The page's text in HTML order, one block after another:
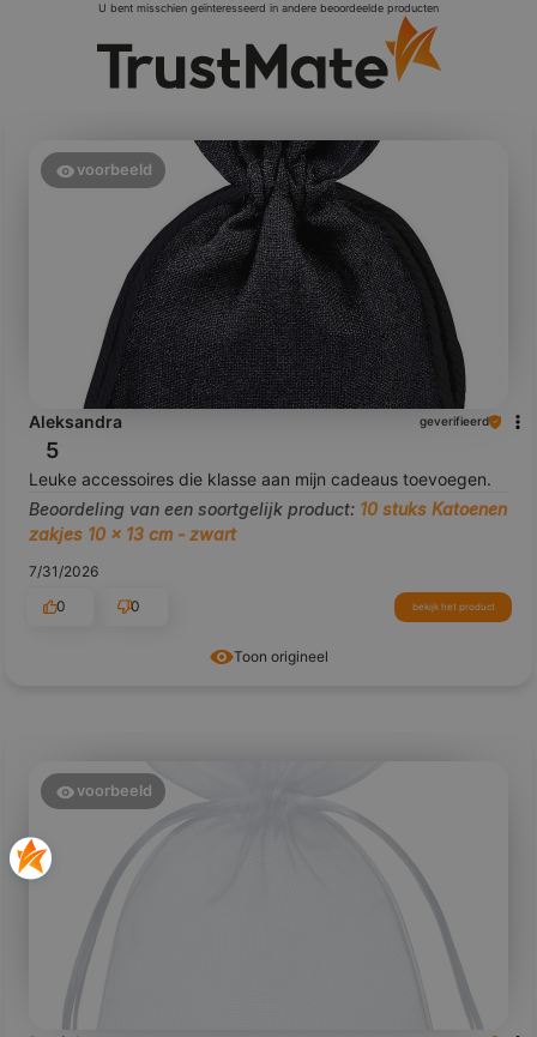
U bent misschien geïnteresseerd in andere beoordeelde producten
Toon origineel
voorbeeld
Aleksandra geverifieerd
5
Leuke accessoires die klasse aan mijn cadeaus toevoegen.
Beoordeling van een soortgelijk product: 10 stuks Katoenen
zakjes 10 x 13 cm - zwart
7/31/2026
0
0 bekijk het product
voorbeeld